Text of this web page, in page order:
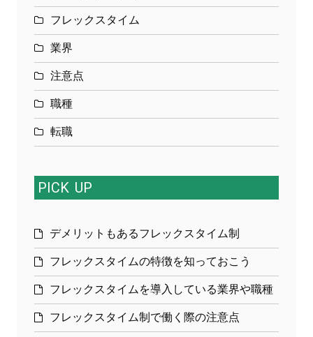
フレックスタイム
業界
注意点
職種
転職
PICK UP
デメリットもあるフレックスタイム制
フレックスタイムの特徴を知っておこう
フレックスタイムを導入している業界や職種
フレックスタイム制で働く際の注意点